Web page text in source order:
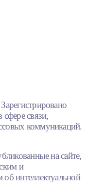
связи,
коммуникаций.
на сайте,
и
интеллектуальной